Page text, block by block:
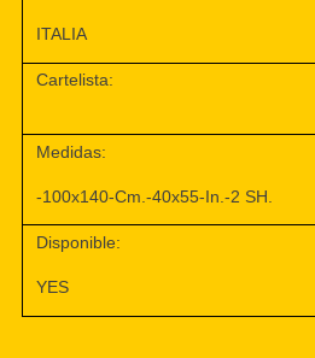
ITALIA
Cartelista:
Medidas:
-100x140-Cm.-40x55-In.-2 SH.
Disponible:
YES